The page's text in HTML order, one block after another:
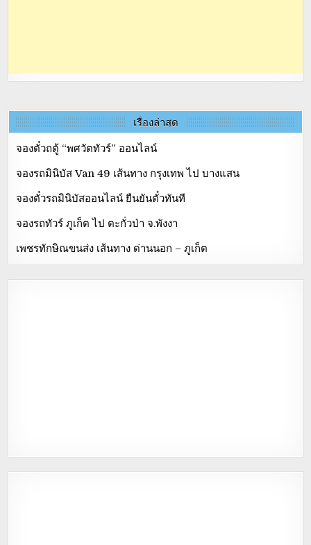
เรื่องล่าสุด
จองตั๋วถตู้ “พศวัตทัวร์” ออนไลน์
จองรถมินิบัส Van 49 เส้นทาง กรุงเทพ ไป บางแสน
จองตั๋วรถมินิบัสออนไลน์ ยืนยันตั๋วทันที
จองรถทัวร์ ภูเก็ต ไป ตะกั่วป่า จ.พังงา
เพชรทักษิณขนส่ง เส้นทาง ด่านนอก – ภูเก็ต